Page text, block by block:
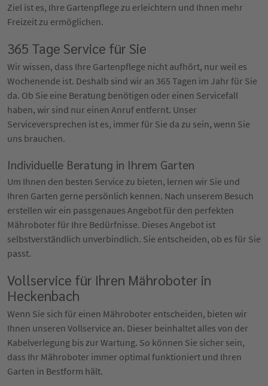
Ziel ist es, Ihre Gartenpflege zu erleichtern und Ihnen mehr
Freizeit zu ermöglichen.
365 Tage Service für Sie
Wir wissen, dass Ihre Gartenpflege nicht aufhört, nur weil es
Wochenende ist. Deshalb sind wir an 365 Tagen im Jahr für Sie
da. Ob Sie eine Beratung benötigen oder einen Servicefall
haben, wir sind nur einen Anruf entfernt. Unser
Serviceversprechen ist es, immer für Sie da zu sein, wenn Sie
uns brauchen.
Individuelle Beratung in Ihrem Garten
Um Ihnen den besten Service zu bieten, lernen wir Sie und
Ihren Garten gerne persönlich kennen. Nach unserem Besuch
erstellen wir ein passgenaues Angebot für den perfekten
Mähroboter für Ihre Bedürfnisse. Dieses Angebot ist
selbstverständlich unverbindlich. Sie entscheiden, ob es für Sie
passt.
Vollservice für Ihren Mähroboter in
Heckenbach
Wenn Sie sich für einen Mähroboter entscheiden, bieten wir
Ihnen unseren Vollservice an. Dieser beinhaltet alles von der
Kabelverlegung bis zur Wartung. So können Sie sicher sein,
dass Ihr Mähroboter immer optimal funktioniert und Ihren
Garten in Bestform hält.